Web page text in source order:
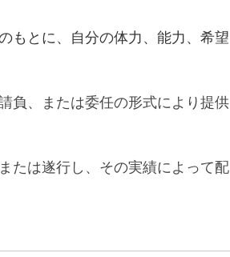
もとに、自分の体力、能力、希望
負、または委任の形式により提供
たは遂行し、その実績によって配